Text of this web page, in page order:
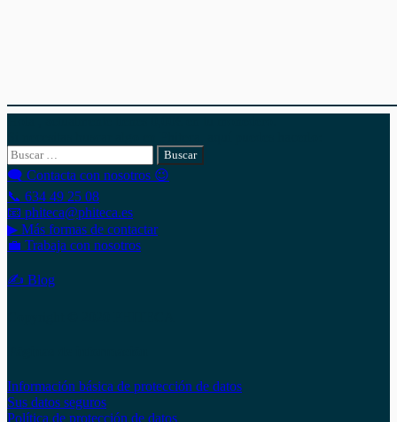
Buscar:
🗨 Contacta con nosotros 😉
📞 634 49 25 08
📧 phiteca@phiteca.es
▶ Más formas de contactar
💼 Trabaja con nosotros
✍ Blog
Información básica de protección de datos
Sus datos seguros
Política de protección de datos